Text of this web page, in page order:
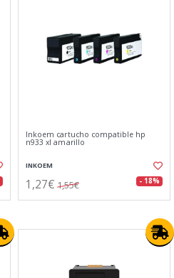
Inkoem cartucho compatible hp
n933 xl amarillo
INKOEM
1,27€ 1,55€ - 18%